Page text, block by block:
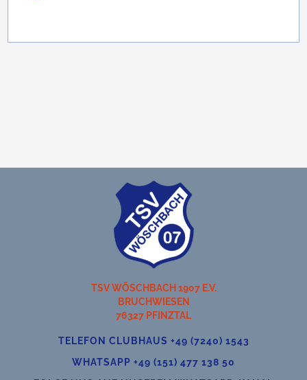
TSV WÖSCHBACH 1907 E.V.
BRUCHWIESEN
76327 PFINZTAL
TELEFON CLUBHAUS +49 (7240) 1543
WHATSAPP +49 (151) 477 138 50